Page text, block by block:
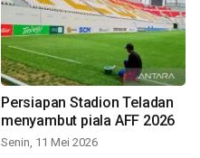
Persiapan Stadion Teladan
menyambut piala AFF 2026
Senin, 11 Mei 2026